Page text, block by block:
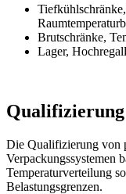
Brutschränke,
Lager,
Qualifizierung
Die Qualifizierung von
Verpackungssystemen
Temperaturverteilung
Belastungsgrenzen.